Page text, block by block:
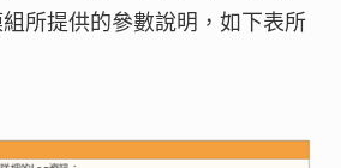
所提供的參數說明，如下表所